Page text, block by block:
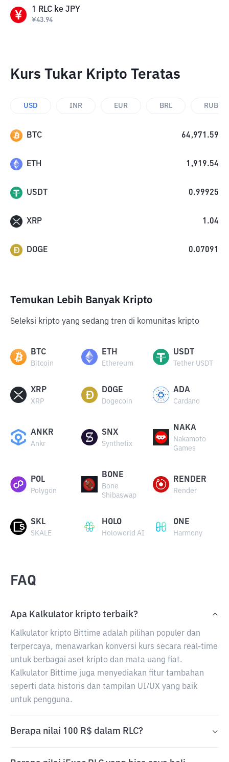
1 RLC ke JPY
¥43.94
Kurs Tukar Kripto Teratas
USD INR EUR BRL RUB
BTC 64,971.59
ETH 1,919.54
USDT 0.99925
XRP 1.04
DOGE 0.07091
Temukan Lebih Banyak Kripto
Seleksi kripto yang sedang tren di komunitas kripto
BTC
Bitcoin
ETH
Ethereum
USDT
Tether USDT
XRP
XRP
DOGE
Dogecoin
ADA
Cardano
ANKR
Ankr
SNX
Synthetix
NAKA
Nakamoto
Games
POL
Polygon
BONE
Bone
Shibaswap
RENDER
Render
SKL
SKALE
HOLO
Holoworld AI
ONE
Harmony
FAQ
Apa Kalkulator kripto terbaik?
Kalkulator kripto Bittime adalah pilihan populer dan
terpercaya, menawarkan konversi kurs secara real-time
untuk berbagai aset kripto dan mata uang fiat.
Kalkulator Bittime juga menyediakan fitur tambahan
seperti data historis dan tampilan UI/UX yang baik
untuk pengguna.
Berapa nilai 100 R$ dalam RLC?